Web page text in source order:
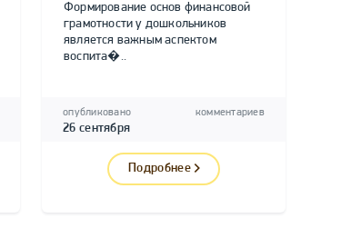
Формирование основ финансовой
грамотности у дошкольников
является важным аспектом
воспита�..
опубликовано
26 сентября
комментариев
Подробнее